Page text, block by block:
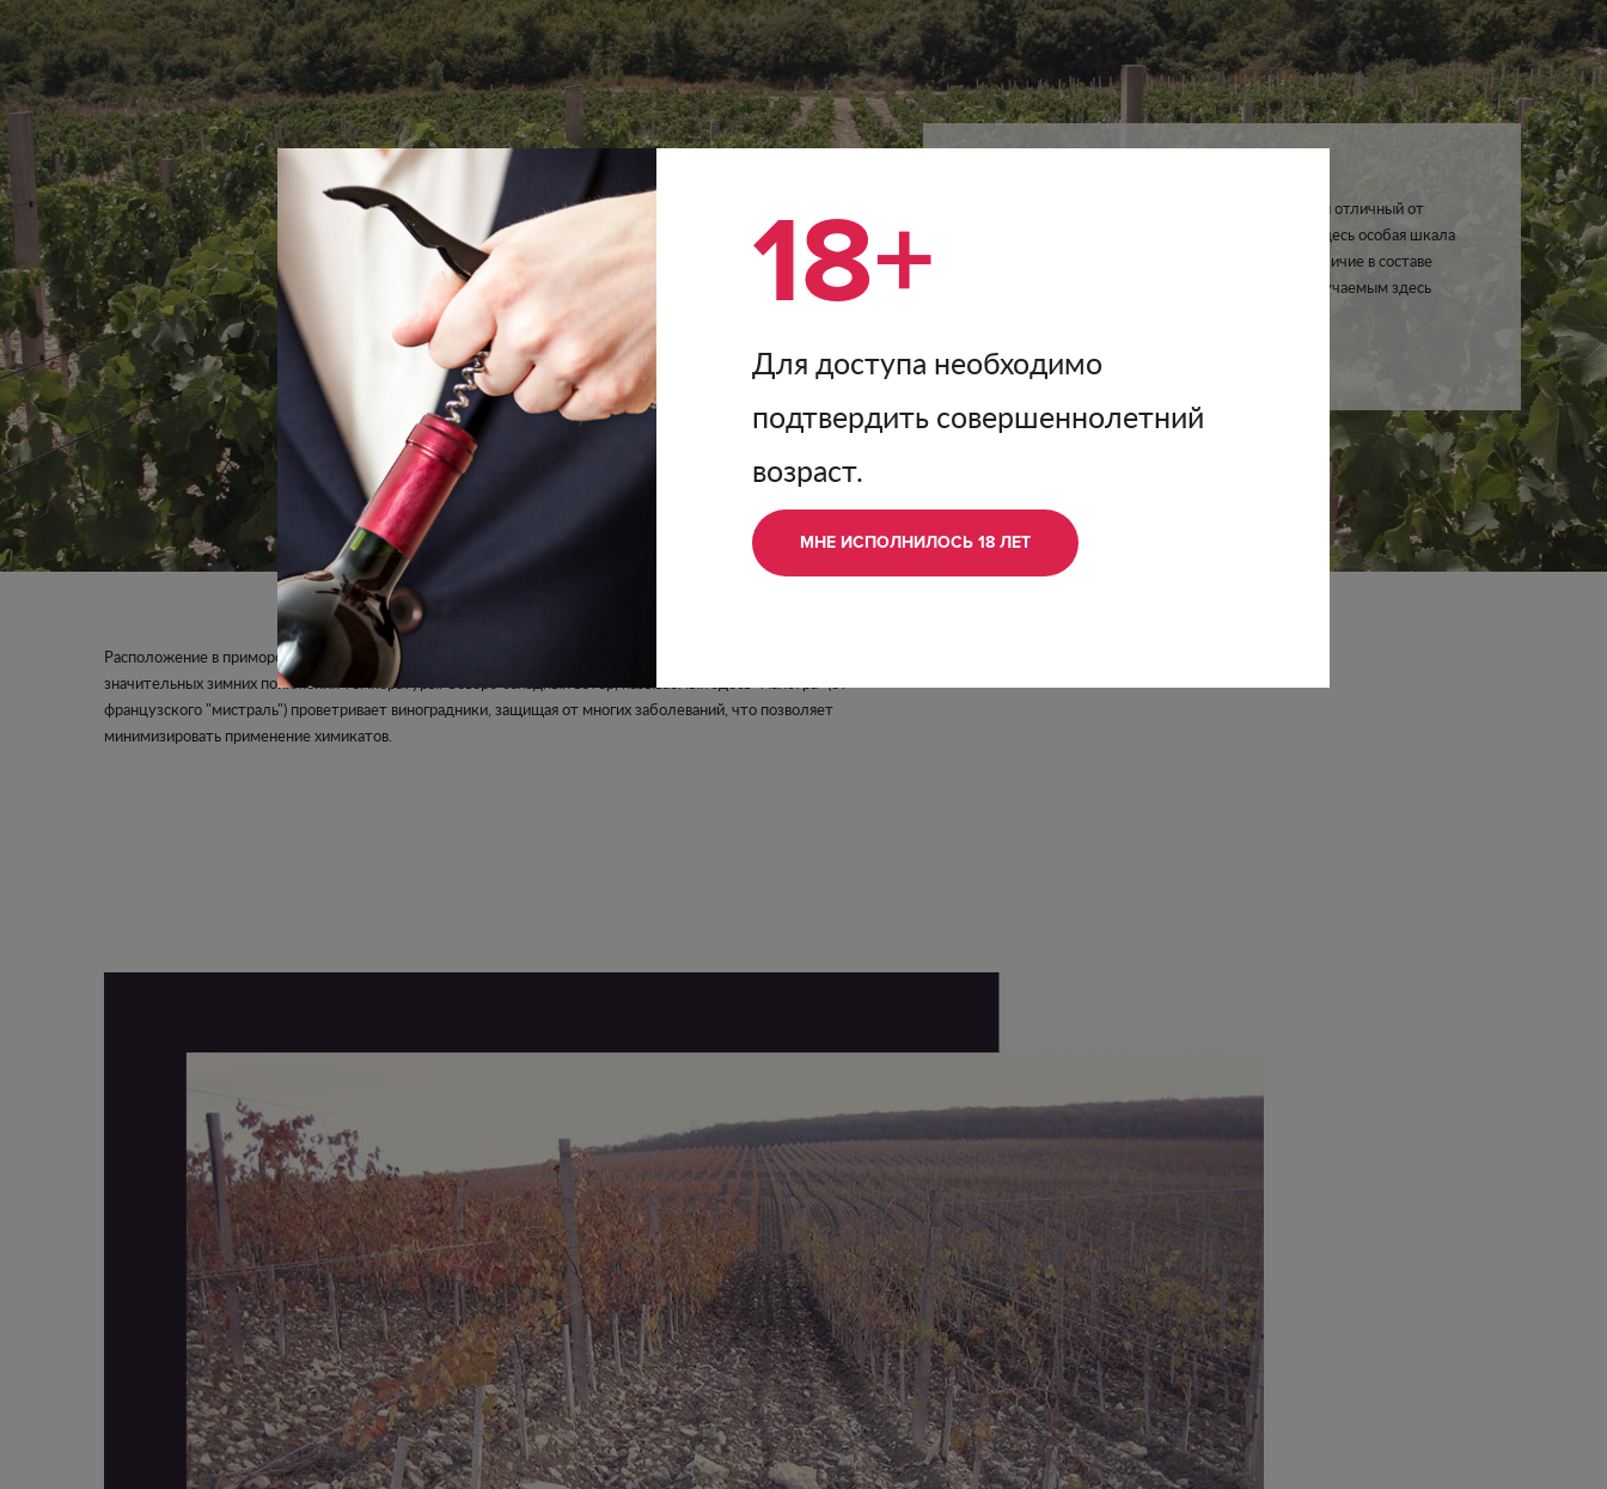
Горы окружают виноградники хозяйства, создавая отличный от
прочих участков, неповторимый микроклимат. Здесь особая шкала
и карта осадков. Низкое плодородие земли и наличие в составе
горных пород мергеля и известняка придаёт получаемым здесь
Расположение в приморской 5-километровой полосе обеспечивает отсутствие резких перепадов и
значительных зимних понижений температуры. Северо-западный ветер, называемый здесь "майстра" (от
французского "мистраль") проветривает виноградники, защищая от многих заболеваний, что позволяет
минимизировать применение химикатов.
18+
Для доступа необходимо
подтвердить совершеннолетний
возраст.
МНЕ ИСПОЛНИЛОСЬ 18 ЛЕТ